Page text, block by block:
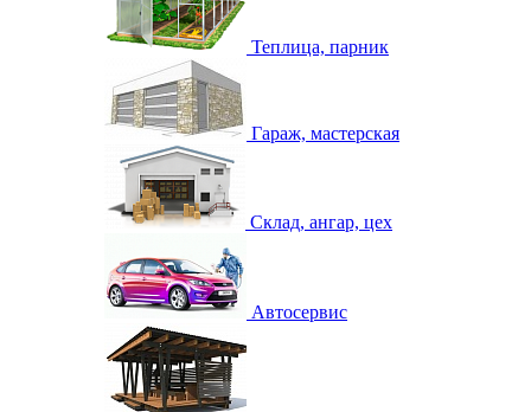
Теплица, парник
Гараж, мастерская
Склад, ангар, цех
Автосервис